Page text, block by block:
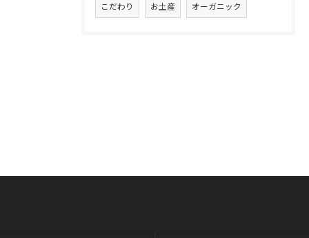
こだわり お土産 オーガニック